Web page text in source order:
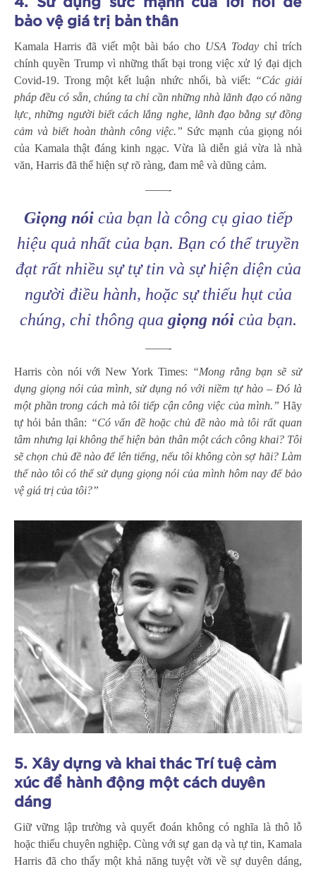
bảo vệ giá trị bản thân
Kamala Harris đã viết một bài báo cho USA Today chỉ trích
chính quyền Trump vì những thất bại trong việc xử lý đại dịch
Covid-19. Trong một kết luận nhức nhối, bà viết: “Các giải
pháp đều có sẵn, chúng ta chỉ cần những nhà lãnh đạo có năng
lực, những người biết cách lắng nghe, lãnh đạo bằng sự đồng
cảm và biết hoàn thành công việc.” Sức mạnh của giọng nói
của Kamala thật đáng kinh ngạc. Vừa là diễn giả vừa là nhà
văn, Harris đã thể hiện sự rõ ràng, đam mê và dũng cảm.
——-
Giọng nóicủa bạn là công cụ giao tiếp
hiệu quả nhất của bạn. Bạn có thể truyền
đạt rất nhiều sự tự tin và sự hiện diện của
người điều hành, hoặc sự thiếu hụt của
chúng, chỉ thông qua giọng nóicủa bạn.
——-
Harris còn nói với New York Times: “Mong rằng bạn sẽ sử
dụng giọng nói của mình, sử dụng nó với niềm tự hào – Đó là
một phần trong cách mà tôi tiếp cận công việc của mình.” Hãy
tự hỏi bản thân: “Có vấn đề hoặc chủ đề nào mà tôi rất quan
tâm nhưng lại không thể hiện bản thân một cách công khai? Tôi
sẽ chọn chủ đề nào để lên tiếng, nếu tôi không còn sợ hãi? Làm
thế nào tôi có thể sử dụng giọng nói của mình hôm nay để bảo
vệ giá trị của tôi?”
5. Xây dựng và khai thác Trí tuệ cảm
xúc để hành động một cách duyên
dáng
Giữ vững lập trường và quyết đoán không có nghĩa là thô lỗ
hoặc thiếu chuyên nghiệp. Cùng với sự gan dạ và tự tin, Kamala
Harris đã cho thấy một khả năng tuyệt vời về sự duyên dáng,